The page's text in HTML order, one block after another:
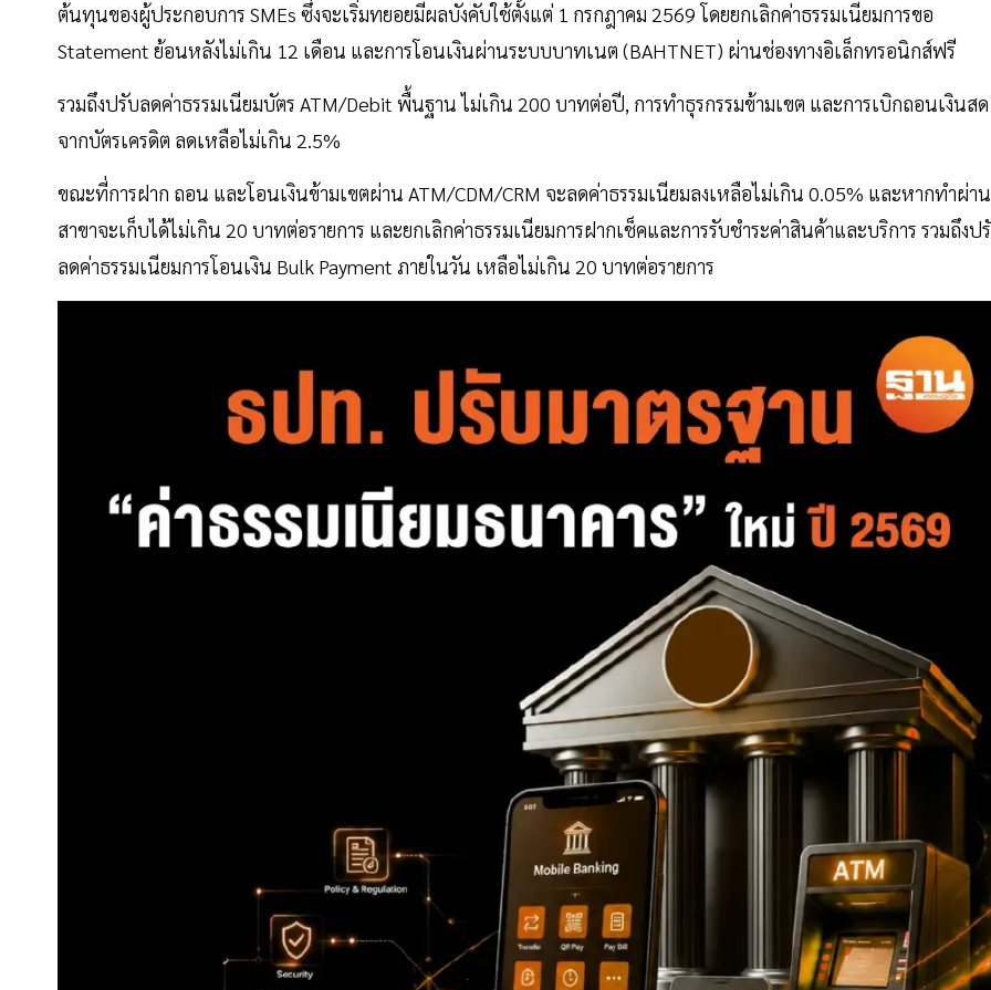
ต้นทุนของผู้ประกอบการ SMEs ซึ่งจะเริ่มทยอยมีผลบังคับใช้ตั้งแต่ 1 กรกฎาคม 2569 โดยยกเลิกค่าธรรมเนียมการขอ
Statement ย้อนหลังไม่เกิน 12 เดือน และการโอนเงินผ่านระบบบาทเนต (BAHTNET) ผ่านช่องทางอิเล็กทรอนิกส์ฟรี
รวมถึงปรับลดค่าธรรมเนียมบัตร ATM/Debit พื้นฐาน ไม่เกิน 200 บาทต่อปี, การทำธุรกรรมข้ามเขต และการเบิกถอนเงินสด
จากบัตรเครดิต ลดเหลือไม่เกิน 2.5%
ขณะที่การฝาก ถอน และโอนเงินข้ามเขตผ่าน ATM/CDM/CRM จะลดค่าธรรมเนียมลงเหลือไม่เกิน 0.05% และหากทำผ่าน
สาขาจะเก็บได้ไม่เกิน 20 บาทต่อรายการ และยกเลิกค่าธรรมเนียมการฝากเช็คและการรับชำระค่าสินค้าและบริการ รวมถึงป
ลดค่าธรรมเนียมการโอนเงิน Bulk Payment ภายในวัน เหลือไม่เกิน 20 บาทต่อรายการ